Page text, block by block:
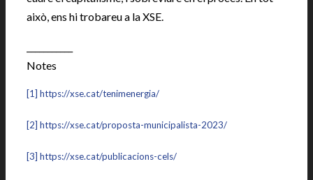
això, ens hi trobareu a la XSE.
Notes
[1] https://xse.cat/tenimenergia/
[2] https://xse.cat/proposta-municipalista-2023/
[3] https://xse.cat/publicacions-cels/